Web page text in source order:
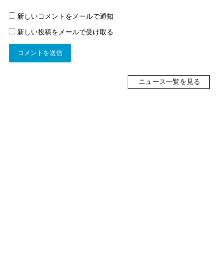
新しいコメントをメールで通知
新しい投稿をメールで受け取る
ニュース一覧を見る